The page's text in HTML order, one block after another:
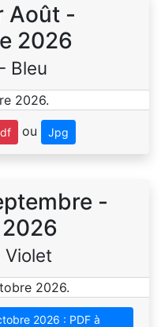
Août -
2026
Bleu
ou Jpg
-
Violet
2026 : PDF à